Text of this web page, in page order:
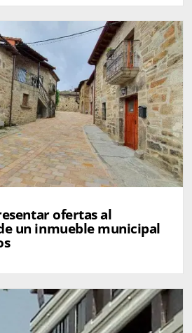
ofertas al
un inmueble municipal